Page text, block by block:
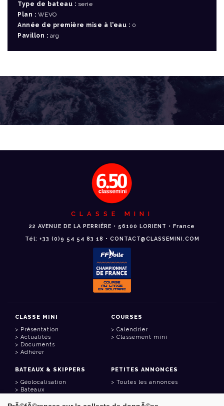
Type de bateau : serie
Plan : WEVO
Année de première mise à l'eau : 0
Pavillon : arg
CLASSE MINI
22 AVENUE DE LA PERRIÈRE • 56100 LORIENT • France
Tél: +33 (0)9 54 54 83 18 • CONTACT@CLASSEMINI.COM
CLASSE MINI
Présentation
Actualités
Documents
Adhérer
COURSES
Calendrier
Classement mini
BATEAUX & SKIPPERS
Géolocalisation
Bateaux
PETITES ANNONCES
Toutes les annonces